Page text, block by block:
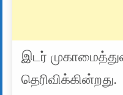
இடர்
தெரிவிக்கின்றது.